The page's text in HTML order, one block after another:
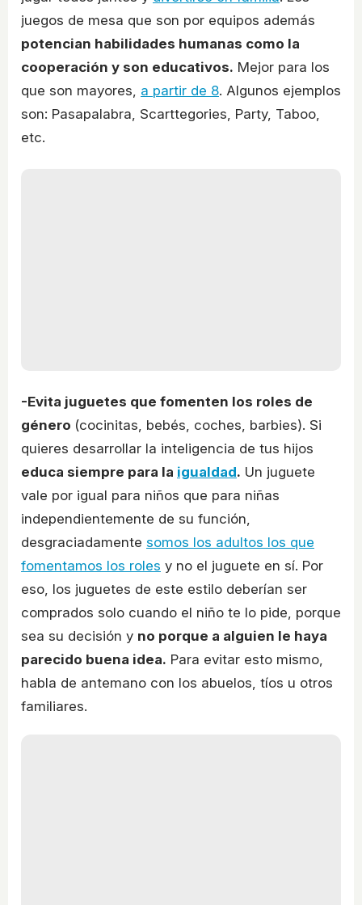
juegos de mesa que son por equipos además
potencian habilidades humanas como la
cooperación y son educativos. Mejor para los
que son mayores, a partir de 8. Algunos ejemplos
son: Pasapalabra, Scarttegories, Party, Taboo,
etc.
-Evita juguetes que fomenten los roles de
género (cocinitas, bebés, coches, barbies). Si
quieres desarrollar la inteligencia de tus hijos
educa siempre para la igualdad. Un juguete
vale por igual para niños que para niñas
independientemente de su función,
desgraciadamente somos los adultos los que
fomentamos los roles y no el juguete en sí. Por
eso, los juguetes de este estilo deberían ser
comprados solo cuando el niño te lo pide, porque
sea su decisión y no porque a alguien le haya
parecido buena idea. Para evitar esto mismo,
habla de antemano con los abuelos, tíos u otros
familiares.